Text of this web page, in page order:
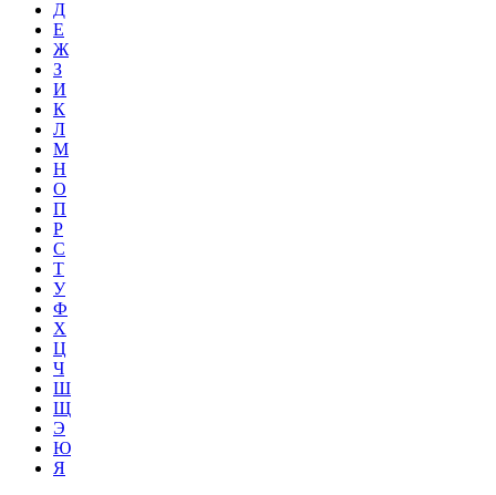
Д
Е
Ж
З
И
К
Л
М
Н
О
П
Р
С
Т
У
Ф
Х
Ц
Ч
Ш
Щ
Э
Ю
Я